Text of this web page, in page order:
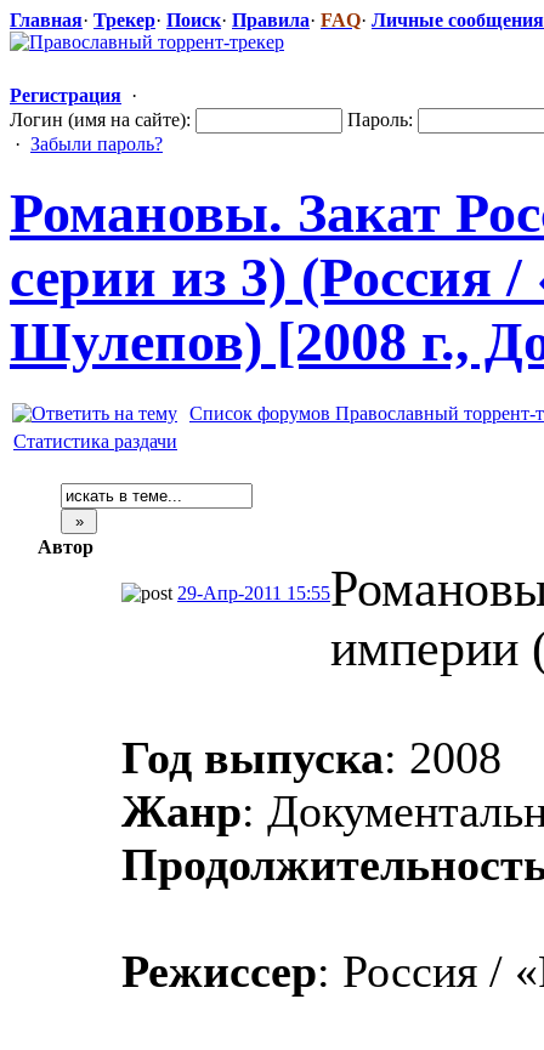
Главная· Трекер· Поиск· Правила· FAQ· Личные сообщения
Регистрация ·
Логин (имя на сайте):
Пароль:
· Забыли пароль?
Романовы. Закат
серии из 3) (Россия
Шулепов) [2008 г.,
Список форумов Православный торрент-
Статистика раздачи
Автор
29-Апр-2011 15:55
империи
Год выпуска: 2008
Жанр:
Режиссер: Россия /